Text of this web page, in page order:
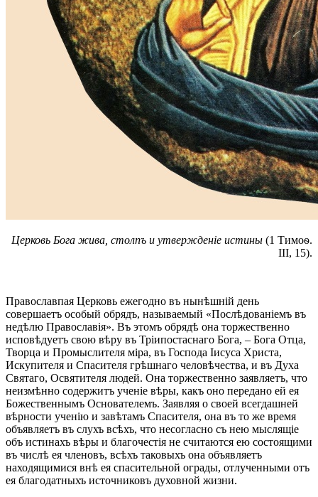
Церковь Бога жива, столпъ и утвержденіе истины (1 Тимоѳ.
III, 15).
Православпая Церковь ежегодно въ нынѣшній день
совершаетъ особый обрядъ, называемый «Послѣдованіемъ въ
недѣлю Православія». Въ этомъ обрядѣ она торжественно
исповѣдуетъ свою вѣру въ Тріипостаснаго Бога, – Бога Отца,
Творца и Промыслителя міра, въ Господа Іисуса Христа,
Искупителя и Спасителя грѣшнаго человѣчества, и въ Духа
Святаго, Освятителя людей. Она торжественно заявляетъ, что
неизмѣнно содержитъ ученіе вѣры, какъ оно передано ей ея
Божественнымъ Основателемъ. Заявляя о своей всегдашней
вѣрности ученію и завѣтамъ Спасителя, она въ то же время
объявляетъ въ слухъ всѣхъ, что несогласно съ нею мыслящіе
объ истинахъ вѣры и благочестія не считаются ею состоящими
въ числѣ ея членовъ, всѣхъ таковыхъ она объявляетъ
находящимися внѣ ея спасительной ограды, отлученными отъ
ея благодатныхъ источниковъ духовной жизни.